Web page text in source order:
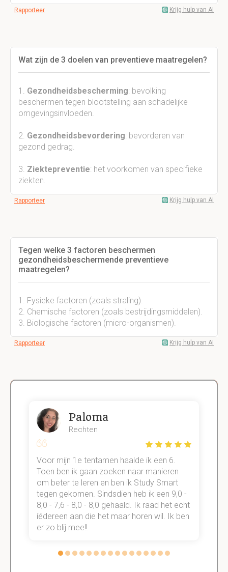
Rapporteer Krijg hulp van AI
Wat zijn de 3 doelen van preventieve maatregelen?
1. Gezondheidsbescherming: bevolking
beschermen tegen blootstelling aan schadelijke
omgevingsinvloeden.
2. Gezondheidsbevordering: bevorderen van
gezond gedrag.
3. Ziektepreventie: het voorkomen van specifieke
ziekten.
Rapporteer Krijg hulp van AI
Tegen welke 3 factoren beschermen
gezondheidsbeschermende preventieve
maatregelen?
1. Fysieke factoren (zoals straling).
2. Chemische factoren (zoals bestrijdingsmiddelen).
3. Biologische factoren (micro-organismen).
Rapporteer Krijg hulp van AI
Paloma
Rechten
Voor mijn 1e tentamen haalde ik een 6.
Toen ben ik gaan zoeken naar manieren
om beter te leren en ben ik Study Smart
tegen gekomen. Sindsdien heb ik een 9,0 -
8,0 - 7,6 - 8,0 - 8,0 gehaald. Ik raad het echt
íédereen aan die het maar horen wil. Ik ben
er zo blij mee!!